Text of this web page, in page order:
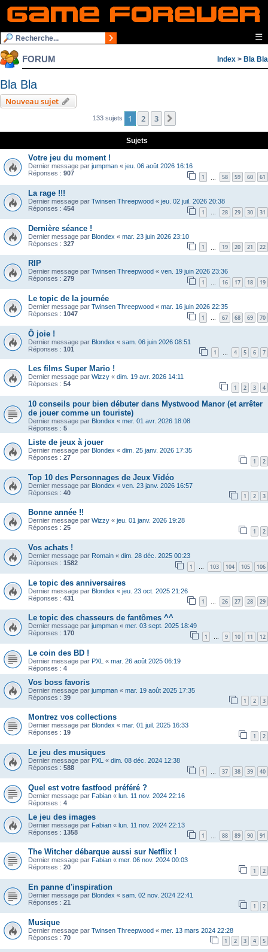
☰
FORUM Index > Bla Bla
Bla Bla
Nouveau sujet
133 sujets 1 2 3
Sujets
Votre jeu du moment !
Dernier message par jumpman « jeu. 06 août 2026 16:16
Réponses : 907 1 58 59 60 61
La rage !!!
Dernier message par Twinsen Threepwood « jeu. 02 juil. 2026 20:38
Réponses : 454 1 … 28 29 30 31
Dernière séance !
Dernier message par Blondex « mar. 23 juin 2026 23:10
Réponses : 327 1 19 20 21 22
RIP
Dernier message par Twinsen Threepwood « ven. 19 juin 2026 23:36
Réponses : 279 1 … 16 17 18 19
Le topic de la journée
Dernier message par Twinsen Threepwood « mar. 16 juin 2026 22:35
Réponses : 1047 1 … 67 68 69 70
Ô joie !
Dernier message par Blondex « sam. 06 juin 2026 08:51
Réponses : 101 1 4 5 6 7
Les films Super Mario !
Dernier message par Wizzy « dim. 19 avr. 2026 14:11
Réponses : 54 1 2 3 4
10 conseils pour bien débuter dans Mystwood Manor (et arrêter
de jouer comme un touriste)
Dernier message par Blondex « mer. 01 avr. 2026 18:08
Réponses : 5
Liste de jeux à jouer
Dernier message par Blondex « dim. 25 janv. 2026 17:35
Réponses : 27 1 2
Top 10 des Personnages de Jeux Vidéo
Dernier message par Blondex « ven. 23 janv. 2026 16:57
Réponses : 40 1 2 3
Bonne année !!
Dernier message par Wizzy « jeu. 01 janv. 2026 19:28
Réponses : 25 1 2
Vos achats !
Dernier message par Romain « dim. 28 déc. 2025 00:23
Réponses : 1582 1 103 104 105 106
Le topic des anniversaires
Dernier message par Blondex « jeu. 23 oct. 2025 21:26
Réponses : 431 1 26 27 28 29
Le topic des chasseurs de fantômes ^^
Dernier message par jumpman « mer. 03 sept. 2025 18:49
Réponses : 170 1 … 9 10 11 12
Le coin des BD !
Dernier message par PXL « mar. 26 août 2025 06:19
Réponses : 4
Vos boss favoris
Dernier message par jumpman « mar. 19 août 2025 17:35
Réponses : 39 1 2 3
Montrez vos collections
Dernier message par Blondex « mar. 01 juil. 2025 16:33
Réponses : 19 1 2
Le jeu des musiques
Dernier message par PXL « dim. 08 déc. 2024 12:38
Réponses : 588 1 … 37 38 39 40
Quel est votre fastfood préféré ?
Dernier message par Fabian « lun. 11 nov. 2024 22:16
Réponses : 4
Le jeu des images
Dernier message par Fabian « lun. 11 nov. 2024 22:13
Réponses : 1358 1 88 89 90 91
The Witcher débarque aussi sur Netflix !
Dernier message par Fabian « mer. 06 nov. 2024 00:03
Réponses : 20 1 2
En panne d'inspiration
Dernier message par Blondex « sam. 02 nov. 2024 22:41
Réponses : 21 1 2
Musique
Dernier message par Twinsen Threepwood « mer. 13 mars 2024 22:28
Réponses : 70 1 2 3 4 5